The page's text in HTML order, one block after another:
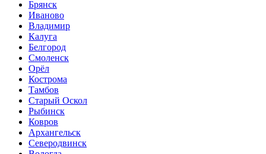
Брянск
Иваново
Владимир
Калуга
Белгород
Смоленск
Орёл
Кострома
Тамбов
Старый Оскол
Рыбинск
Ковров
Архангельск
Северодвинск